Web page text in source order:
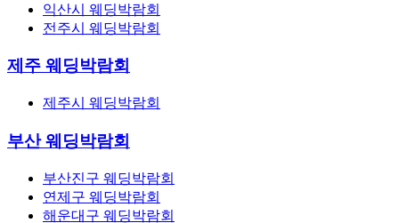
익산시 웨딩박람회
전주시 웨딩박람회
제주 웨딩박람회
제주시 웨딩박람회
부산 웨딩박람회
부산진구 웨딩박람회
연제구 웨딩박람회
해운대구 웨딩박람회